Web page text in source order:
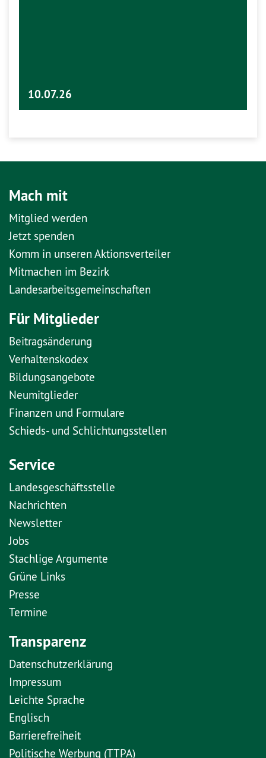
10.07.26
Mach mit
Mitglied werden
Jetzt spenden
Komm in unseren Aktionsverteiler
Mitmachen im Bezirk
Landesarbeitsgemeinschaften
Für Mitglieder
Beitragsänderung
Verhaltenskodex
Bildungsangebote
Neumitglieder
Finanzen und Formulare
Schieds- und Schlichtungsstellen
Service
Landesgeschäftsstelle
Nachrichten
Newsletter
Jobs
Stachlige Argumente
Grüne Links
Presse
Termine
Transparenz
Datenschutzerklärung
Impressum
Leichte Sprache
Englisch
Barrierefreiheit
Politische Werbung (TTPA)